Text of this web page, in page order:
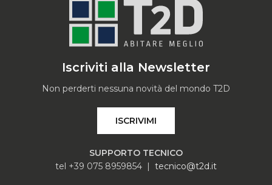
Iscriviti alla Newsletter
Non perderti nessuna novità del mondo T2D
ISCRIVIMI
SUPPORTO TECNICO
tel +39 075 8959854 | tecnico@t2d.it